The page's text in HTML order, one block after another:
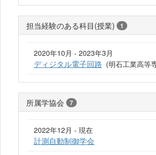
担当経験のある科目(授業) 1
2020年10月 - 2023年3月
ディジタル電子回路 (明石工業高等
所属学協会 7
2022年12月 - 現在
計測自動制御学会